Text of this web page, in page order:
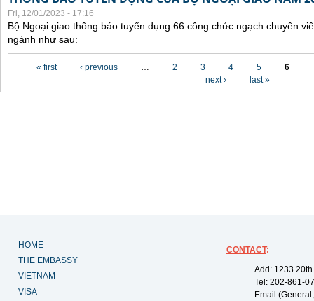
Fri, 12/01/2023 - 17:16
Bộ Ngoại giao thông báo tuyển dụng 66 công chức ngạch chuyên
ngành như sau:
« first ‹ previous … 2 3 4 5 6
next ›
last »
HOME
THE EMBASSY
VIETNAM
VISA
CONTACT:
Add: 1233
Tel: 202-861-
Email